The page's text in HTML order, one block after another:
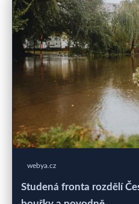
webya.cz
Studená fronta rozdělí